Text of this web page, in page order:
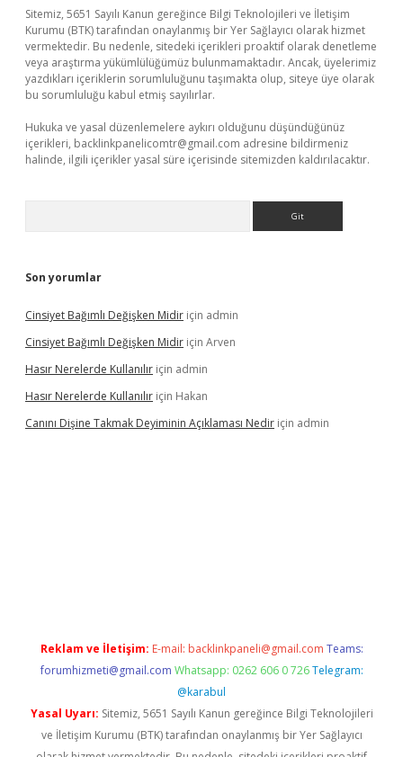
Sitemiz, 5651 Sayılı Kanun gereğince Bilgi Teknolojileri ve İletişim
Kurumu (BTK) tarafından onaylanmış bir Yer Sağlayıcı olarak hizmet
vermektedir. Bu nedenle, sitedeki içerikleri proaktif olarak denetleme
veya araştırma yükümlülüğümüz bulunmamaktadır. Ancak, üyelerimiz
yazdıkları içeriklerin sorumluluğunu taşımakta olup, siteye üye olarak
bu sorumluluğu kabul etmiş sayılırlar.
Hukuka ve yasal düzenlemelere aykırı olduğunu düşündüğünüz
içerikleri, backlinkpanelicomtr@gmail.com adresine bildirmeniz
halinde, ilgili içerikler yasal süre içerisinde sitemizden kaldırılacaktır.
Son yorumlar
Cinsiyet Bağımlı Değişken Midir için admin
Cinsiyet Bağımlı Değişken Midir için Arven
Hasır Nerelerde Kullanılır için admin
Hasır Nerelerde Kullanılır için Hakan
Canını Dişine Takmak Deyiminin Açıklaması Nedir için admin
Reklam ve İletişim: E-mail: backlinkpaneli@gmail.com Teams:
forumhizmeti@gmail.com Whatsapp: 0262 606 0 726 Telegram:
@karabul
Yasal Uyarı: Sitemiz, 5651 Sayılı Kanun gereğince Bilgi Teknolojileri
ve İletişim Kurumu (BTK) tarafından onaylanmış bir Yer Sağlayıcı